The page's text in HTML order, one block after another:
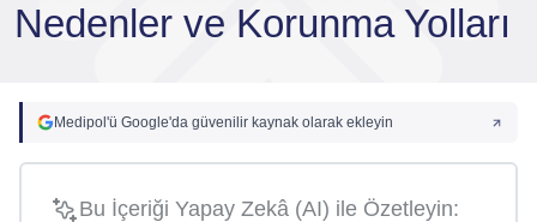
Nedenler ve Korunma Yolları
Medipol'ü Google'da güvenilir kaynak olarak ekleyin
Bu İçeriği Yapay Zekâ (AI) ile Özetleyin: